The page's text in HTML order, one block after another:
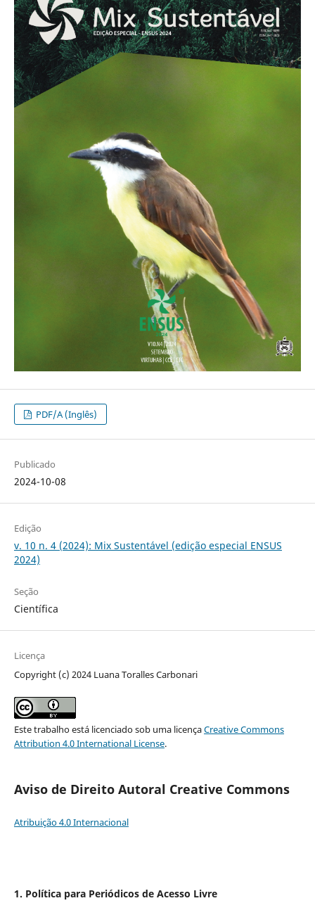
PDF/A (Inglês)
Publicado
2024-10-08
Edição
v. 10 n. 4 (2024): Mix Sustentável (edição especial ENSUS
2024)
Seção
Científica
Licença
Copyright (c) 2024 Luana Toralles Carbonari
Este trabalho está licenciado sob uma licençaCreative Commons
Attribution 4.0 International License.
Aviso de Direito Autoral Creative Commons
Atribuição 4.0 Internacional
1. Política para Periódicos de Acesso Livre